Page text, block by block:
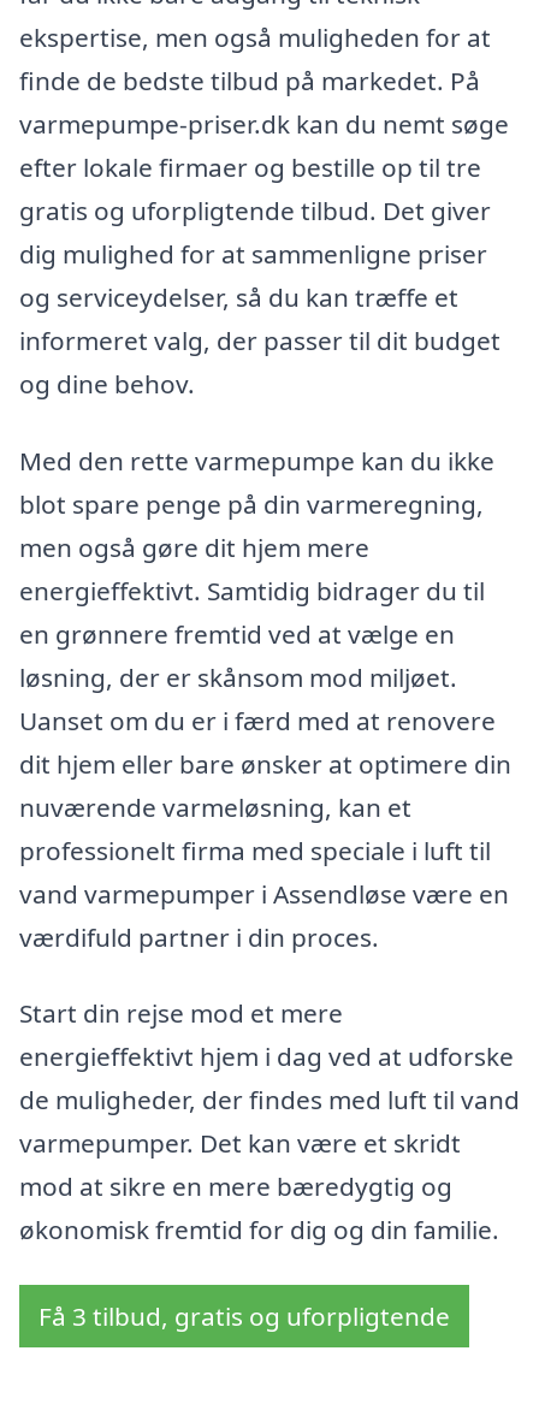
ekspertise, men også muligheden for at
finde de bedste tilbud på markedet. På
varmepumpe-priser.dk kan du nemt søge
efter lokale firmaer og bestille op til tre
gratis og uforpligtende tilbud. Det giver
dig mulighed for at sammenligne priser
og serviceydelser, så du kan træffe et
informeret valg, der passer til dit budget
og dine behov.
Med den rette varmepumpe kan du ikke
blot spare penge på din varmeregning,
men også gøre dit hjem mere
energieffektivt. Samtidig bidrager du til
en grønnere fremtid ved at vælge en
løsning, der er skånsom mod miljøet.
Uanset om du er i færd med at renovere
dit hjem eller bare ønsker at optimere din
nuværende varmeløsning, kan et
professionelt firma med speciale i luft til
vand varmepumper i Assendløse være en
værdifuld partner i din proces.
Start din rejse mod et mere
energieffektivt hjem i dag ved at udforske
de muligheder, der findes med luft til vand
varmepumper. Det kan være et skridt
mod at sikre en mere bæredygtig og
økonomisk fremtid for dig og din familie.
Få 3 tilbud, gratis og uforpligtende